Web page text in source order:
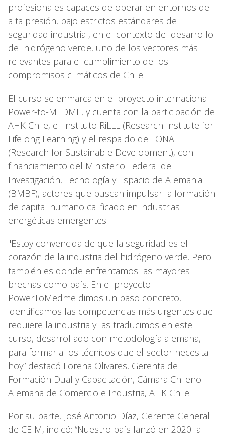
profesionales capaces de operar en entornos de
alta presión, bajo estrictos estándares de
seguridad industrial, en el contexto del desarrollo
del hidrógeno verde, uno de los vectores más
relevantes para el cumplimiento de los
compromisos climáticos de Chile.
El curso se enmarca en el proyecto internacional
Power-to-MEDME, y cuenta con la participación de
AHK Chile, el Instituto RiLLL (Research Institute for
Lifelong Learning) y el respaldo de FONA
(Research for Sustainable Development), con
financiamiento del Ministerio Federal de
Investigación, Tecnología y Espacio de Alemania
(BMBF), actores que buscan impulsar la formación
de capital humano calificado en industrias
energéticas emergentes.
"Estoy convencida de que la seguridad es el
corazón de la industria del hidrógeno verde. Pero
también es donde enfrentamos las mayores
brechas como país. En el proyecto
PowerToMedme dimos un paso concreto,
identificamos las competencias más urgentes que
requiere la industria y las traducimos en este
curso, desarrollado con metodología alemana,
para formar a los técnicos que el sector necesita
hoy” destacó Lorena Olivares, Gerenta de
Formación Dual y Capacitación, Cámara Chileno-
Alemana de Comercio e Industria, AHK Chile.
Por su parte, José Antonio Díaz, Gerente General
de CEIM, indicó: “Nuestro país lanzó en 2020 la